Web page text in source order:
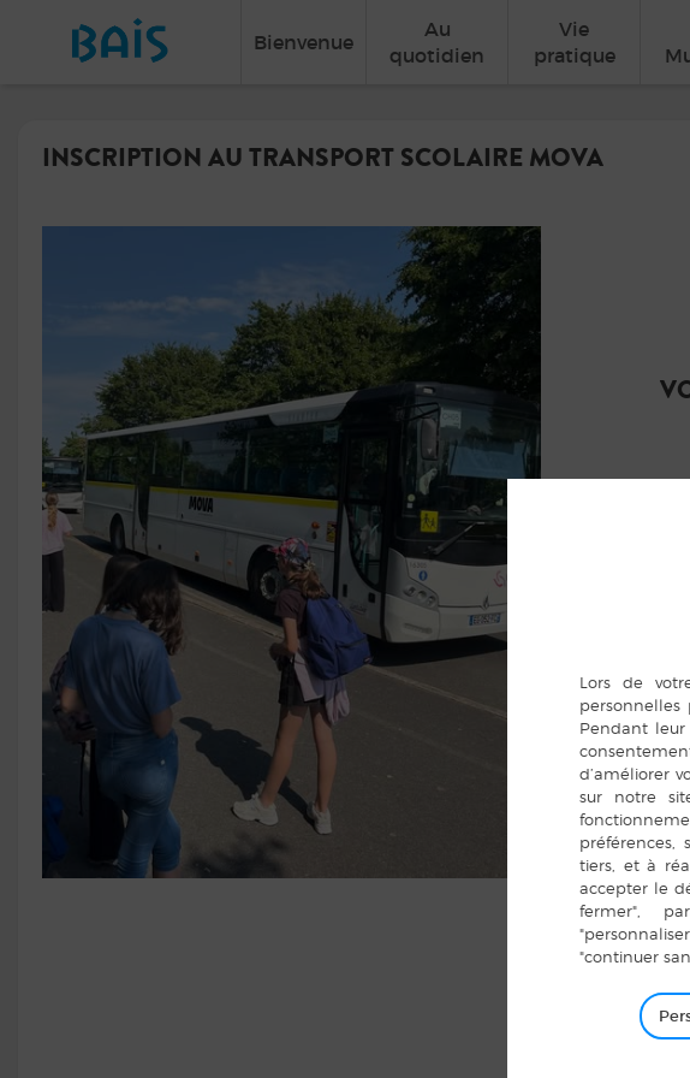
Bienvenue
Au
quotidien
Vie
pratique
INSCRIPTION AU TRANSPORT SCOLAIRE MOVA
PLACE DU